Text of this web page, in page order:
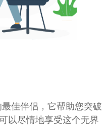
佳伴侣，它帮助您突破
以尽情地享受这个无界